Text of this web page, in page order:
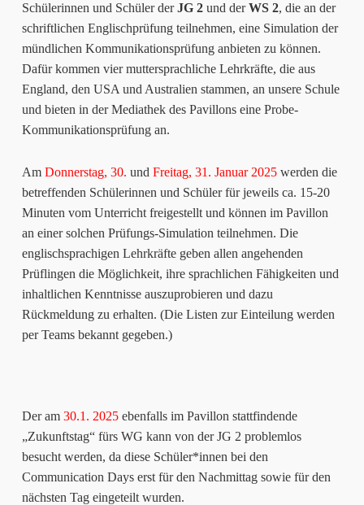
Schülerinnen und Schüler derJG 2und derWS 2, die an der
schriftlichen Englischprüfung teilnehmen, eine Simulation der
mündlichen Kommunikationsprüfung anbieten zu können.
Dafür kommen vier muttersprachliche Lehrkräfte, die aus
England, den USA und Australien stammen, an unsere Schule
und bieten in der Mediathek des Pavillons eine Probe-
Kommunikationsprüfung an.
Am Donnerstag, 30. und Freitag, 31. Januar 2025werden die
betreffenden Schülerinnen und Schüler für jeweils ca. 15-20
Minuten vom Unterricht freigestellt und können im Pavillon
an einer solchen Prüfungs-Simulation teilnehmen. Die
englischsprachigen Lehrkräfte geben allen angehenden
Prüflingen die Möglichkeit, ihre sprachlichen Fähigkeiten und
inhaltlichen Kenntnisse auszuprobieren und dazu
Rückmeldung zu erhalten. (Die Listen zur Einteilung werden
per Teams bekannt gegeben.)
Der am 30.1. 2025ebenfalls im Pavillon stattfindende
„Zukunftstag“ fürs WG kann von der JG 2 problemlos
besucht werden, da diese Schüler*innen bei den
Communication Days erst für den Nachmittag sowie für den
nächsten Tag eingeteilt wurden.